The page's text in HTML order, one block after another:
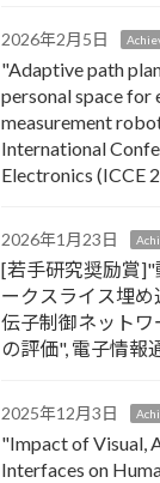
2026年2月5日
"Adaptive path
personal space for
measurement
International
Electronics (ICCE
2026年1月23日
[若手研究奨励賞]"
ークスライス埋
伝子制御ネット
の評価", 電子情報
2025年12月3日
"Impact of Visual,
Interfaces on